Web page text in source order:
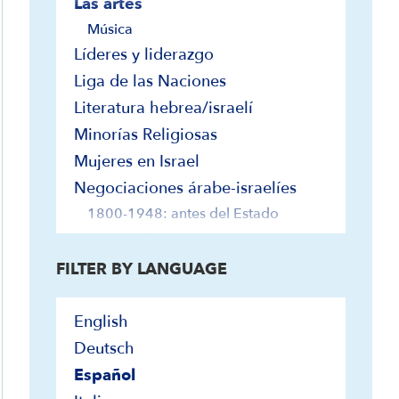
Música
Líderes y liderazgo
Liga de las Naciones
Literatura hebrea/israelí
Minorías Religiosas
Mujeres en Israel
Negociaciones árabe-israelíes
1800-1948: antes del Estado
1949-1976: la retirada y Ginebra
1977-1981: Camp David y el
tratado egipcio-israelí
Madrid para el Oriente Medio
1992-1999: Acuerdos de Oslo y
Tratado de Paz de Jordania
2000-2019: después de Oslo
FILTER BY LANGUAGE
English
Deutsch
Español